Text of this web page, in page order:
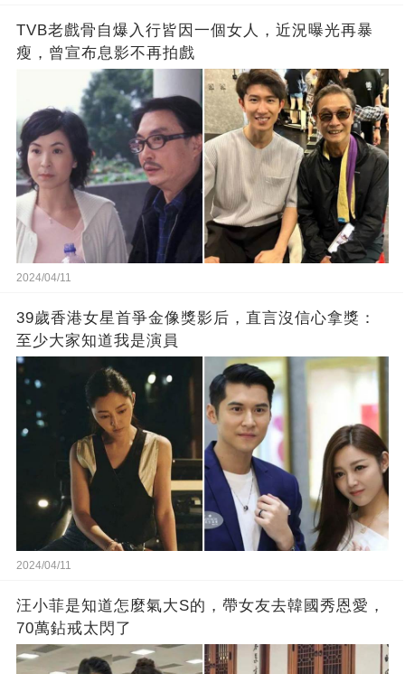
TVB老戲骨自爆入行皆因一個女人，近況曝光再暴
瘦，曾宣布息影不再拍戲
2024/04/11
39歲香港女星首爭金像獎影后，直言沒信心拿獎：
至少大家知道我是演員
2024/04/11
汪小菲是知道怎麼氣大S的，帶女友去韓國秀恩愛，
70萬鉆戒太閃了